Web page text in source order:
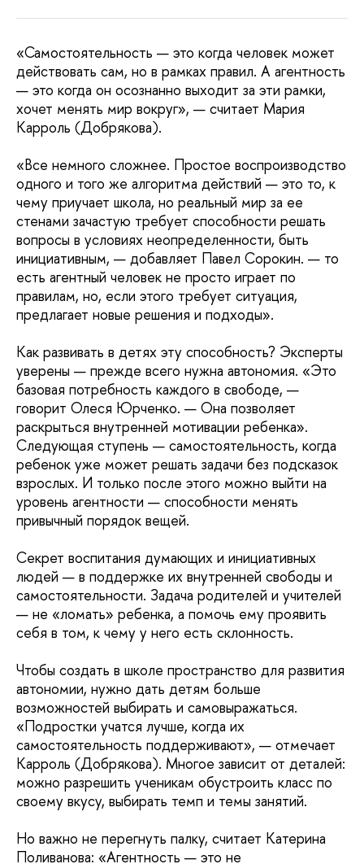
«Самостоятельность — это когда человек может
действовать сам, но в рамках правил. А агентность
— это когда он осознанно выходит за эти рамки,
хочет менять мир вокруг», — считает Мария
Карроль (Добрякова).
«Все немного сложнее. Простое воспроизводство
одного и того же алгоритма действий — это то, к
чему приучает школа, но реальный мир за ее
стенами зачастую требует способности решать
вопросы в условиях неопределенности, быть
инициативным, — добавляет Павел Сорокин. — то
есть агентный человек не просто играет по
правилам, но, если этого требует ситуация,
предлагает новые решения и подходы».
Как развивать в детях эту способность? Эксперты
уверены — прежде всего нужна автономия. «Это
базовая потребность каждого в свободе, —
говорит Олеся Юрченко. — Она позволяет
раскрыться внутренней мотивации ребенка».
Следующая ступень — самостоятельность, когда
ребенок уже может решать задачи без подсказок
взрослых. И только после этого можно выйти на
уровень агентности — способности менять
привычный порядок вещей.
Секрет воспитания думающих и инициативных
людей — в поддержке их внутренней свободы и
самостоятельности. Задача родителей и учителей
— не «ломать» ребенка, а помочь ему проявить
себя в том, к чему у него есть склонность.
Чтобы создать в школе пространство для развития
автономии, нужно дать детям больше
возможностей выбирать и самовыражаться.
«Подростки учатся лучше, когда их
самостоятельность поддерживают», — отмечает
Карроль (Добрякова). Многое зависит от деталей:
можно разрешить ученикам обустроить класс по
своему вкусу, выбирать темп и темы занятий.
Но важно не перегнуть палку, считает Катерина
Поливанова: «Агентность — это не